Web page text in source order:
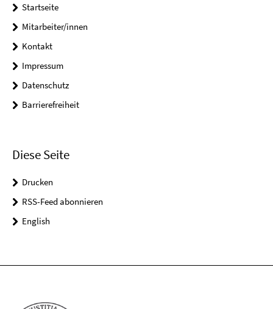
Startseite
Mitarbeiter/innen
Kontakt
Impressum
Datenschutz
Barrierefreiheit
Diese Seite
Drucken
RSS-Feed abonnieren
English